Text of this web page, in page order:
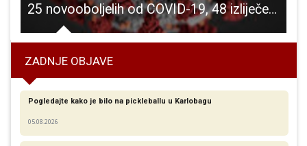
25 novooboljelih od COVID-19, 48 izliječenih
ZADNJE OBJAVE
Pogledajte kako je bilo na pickleballu u Karlobagu
05.08.2026